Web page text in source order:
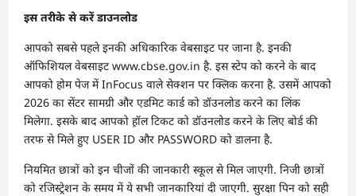
इस तरीके से करें डाउनलोड
आपको सबसे पहले इनकी अधिकारिक वेबसाइट पर जाना है. इनकी
ऑफिशियल वेबसाइट www.cbse.gov.in है. इस स्टेप को करने के बाद
आपको होम पेज में InFocus वाले सेक्शन पर क्लिक करना है. उसमें आपको
2026 का सेंटर सामग्री और एडमिट कार्ड को डॉउनलोड करने का लिंक
मिलेगा. इसके बाद आपको ह़ॉल टिकट को डॉउनलोड करने के लिए बोर्ड की
तरफ से मिले हुए USER ID और PASSWORD को डालना है.
नियमित छात्रों को इन चीजों की जानकारी स्कूल से मिल जाएगी. निजी छात्रों
को रजिस्ट्रेशन के समय में ये सभी जानकारियां दी जाएगी. सुरक्षा पिन को सही